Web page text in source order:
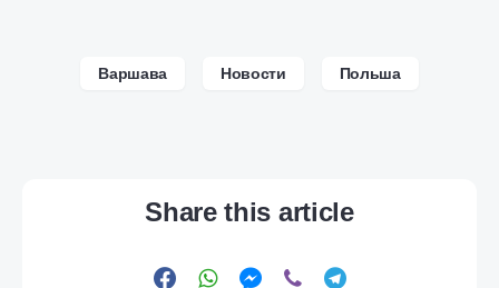
Варшава Новости Польша
Share this article